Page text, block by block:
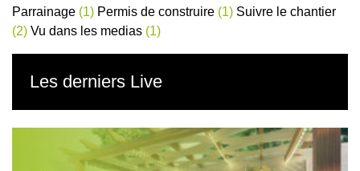
Parrainage (1) Permis de construire (1) Suivre le chantier
(2) Vu dans les medias (1)
Les derniers Live